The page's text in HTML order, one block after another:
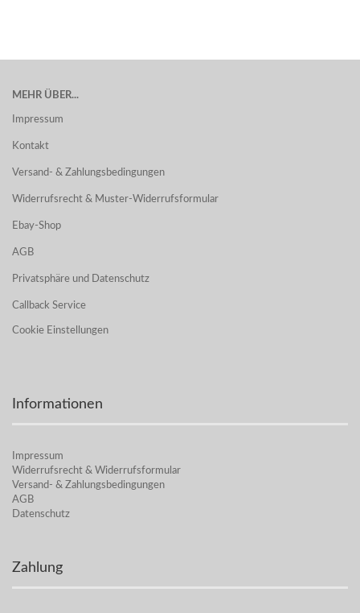
MEHR ÜBER...
Impressum
Kontakt
Versand- & Zahlungsbedingungen
Widerrufsrecht & Muster-Widerrufsformular
Ebay-Shop
AGB
Privatsphäre und Datenschutz
Callback Service
Cookie Einstellungen
Informationen
Impressum
Widerrufsrecht & Widerrufsformular
Versand- & Zahlungsbedingungen
AGB
Datenschutz
Zahlung